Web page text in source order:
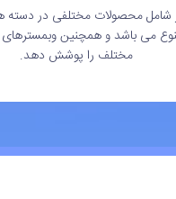
شامل محصولات مختلفی در دسته
می باشد و همچنین وبمسترهای
مختلف را پوشش دهد.